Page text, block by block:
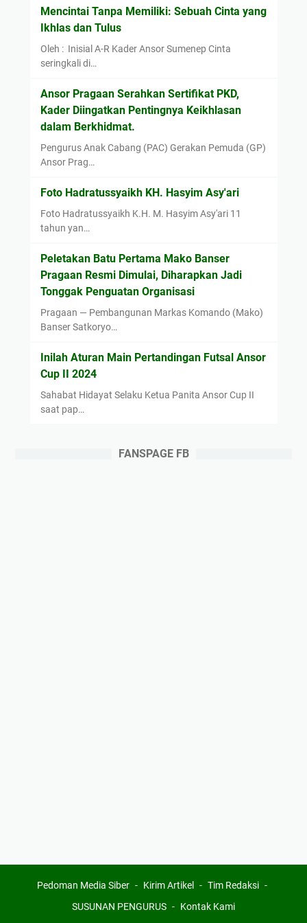
i
P
r
a
a
a
n
F
a
r
2
5
u
l
g
u
g
M
m
H
a
g
Mencintai Tanpa Memiliki: Sebuah Cinta yang
Ikhlas dan Tulus
Oleh : Inisial A-R Kader Ansor Sumenep Cinta
seringkali di…
Ansor Pragaan Serahkan Sertifikat PKD,
Kader Diingatkan Pentingnya Keikhlasan
dalam Berkhidmat.
Pengurus Anak Cabang (PAC) Gerakan Pemuda (GP)
Ansor Prag…
Foto Hadratussyaikh KH. Hasyim Asy'ari
Foto Hadratussyaikh K.H. M. Hasyim Asy'ari 11
tahun yan…
Peletakan Batu Pertama Mako Banser
Pragaan Resmi Dimulai, Diharapkan Jadi
Tonggak Penguatan Organisasi
Pragaan — Pembangunan Markas Komando (Mako)
Banser Satkoryo…
Inilah Aturan Main Pertandingan Futsal Ansor
Cup II 2024
Sahabat Hidayat Selaku Ketua Panita Ansor Cup II
saat pap…
FANSPAGE FB
Pedoman Media Siber Kirim Artikel
Tim Redaksi
SUSUNAN PENGURUS
Kontak Kami